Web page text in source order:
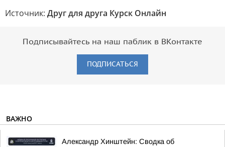
Источник: Друг для друга Курск Онлайн
Подписывайтесь на наш паблик в ВКонтакте
ПОДПИСАТЬСЯ
ВАЖНО
Александр Хинштейн: Сводка об